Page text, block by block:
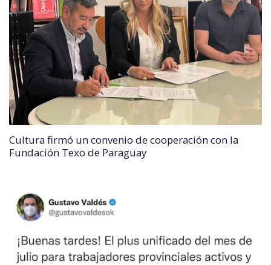
Cultura firmó un convenio de cooperación con la
Fundación Texo de Paraguay